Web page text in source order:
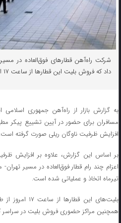
شرکت راه‌آهن قطارهای فوق‌العاده در
داد که فروش بلیت این قطارها از ساعت ۱۷ امروز آغاز می‌شود.
به گزارش بازار از راه‌آهن جمهوری اسلامی
مسافران برای حضور در آیین تشییع پیکر
افزایش ظرفیت ناوگان ریلی صورت گرفته است.
بر اساس این گزارش، علاوه بر افزایش
تیرماه اتخاذ و عملیاتی شده است.
بلیت‌های این
همچنین مراکز حضوری فروش بلیت در سراسر